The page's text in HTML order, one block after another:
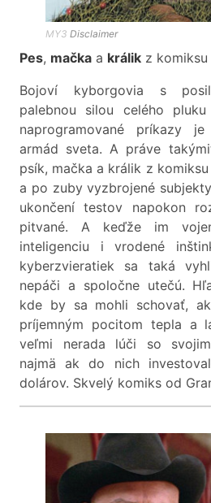
MY3 Disclaimer
Pes, mačka a králik z komiksu
Bojoví kyborgovia s
palebnou silou celého
naprogramované príkazy
armád sveta. A práve
psík, mačka a králik z
a po zuby vyzbrojené
ukončení testov napokon
pitvané. A keďže im
inteligenciu i vrodené
kyberzvieratiek sa taká
nepáči a spoločne utečú.
kde by sa mohli schovať,
príjemným pocitom tepla a
veľmi nerada lúči so
najmä ak do nich
dolárov. Skvelý komiks od